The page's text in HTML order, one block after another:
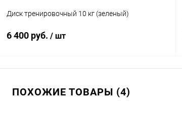
Диск тренировочный 10 кг (зеленый)
6 400 руб. / шт
ПОХОЖИЕ ТОВАРЫ (4)